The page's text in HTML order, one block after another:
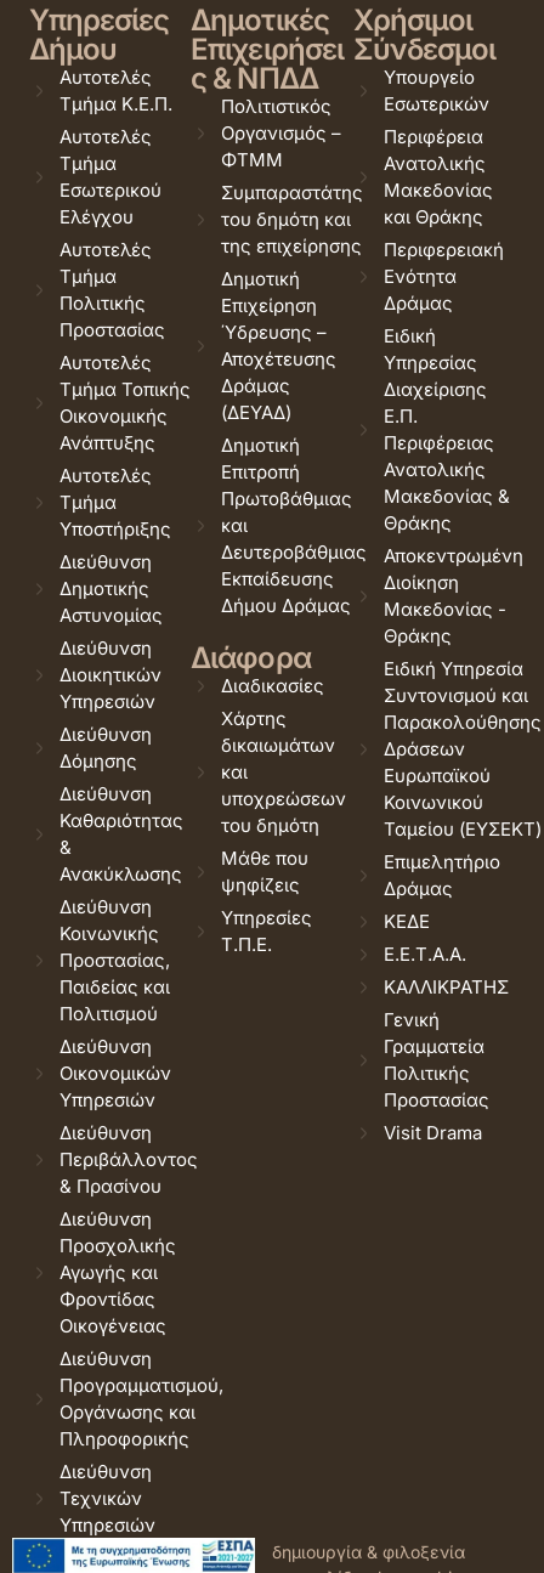
Υπηρεσίες
Δήμου
Αυτοτελές
Τμήμα Κ.Ε.Π.
Αυτοτελές
Τμήμα
Εσωτερικού
Ελέγχου
Αυτοτελές
Τμήμα
Πολιτικής
Προστασίας
Αυτοτελές
Τμήμα Τοπικής
Οικονομικής
Ανάπτυξης
Αυτοτελές
Τμήμα
Υποστήριξης
Διεύθυνση
Δημοτικής
Αστυνομίας
Διεύθυνση
Διοικητικών
Υπηρεσιών
Διεύθυνση
Δόμησης
Διεύθυνση
Καθαριότητας
&
Ανακύκλωσης
Διεύθυνση
Κοινωνικής
Προστασίας,
Παιδείας και
Πολιτισμού
Διεύθυνση
Οικονομικών
Υπηρεσιών
Διεύθυνση
Περιβάλλοντος
& Πρασίνου
Διεύθυνση
Προσχολικής
Αγωγής και
Φροντίδας
Οικογένειας
Διεύθυνση
Προγραμματισμού,
Οργάνωσης και
Πληροφορικής
Διεύθυνση
Τεχνικών
Υπηρεσιών
Δημοτικές
Επιχειρήσει
ς & ΝΠΔΔ
Πολιτιστικός
Οργανισμός –
ΦΤΜΜ
Συμπαραστάτης
του δημότη και
της επιχείρησης
Δημοτική
Επιχείρηση
Ύδρευσης –
Αποχέτευσης
Δράμας
(ΔΕΥΑΔ)
Δημοτική
Επιτροπή
Πρωτοβάθμιας
και
Δευτεροβάθμιας
Εκπαίδευσης
Δήμου Δράμας
Διάφορα
Διαδικασίες
Χάρτης
δικαιωμάτων
και
υποχρεώσεων
του δημότη
Μάθε που
ψηφίζεις
Υπηρεσίες
Τ.Π.Ε.
Χρήσιμοι
Σύνδεσμοι
Υπουργείο
Εσωτερικών
Περιφέρεια
Ανατολικής
Μακεδονίας
και Θράκης
Περιφερειακή
Ενότητα
Δράμας
Ειδική
Υπηρεσίας
Διαχείρισης
Ε.Π.
Περιφέρειας
Ανατολικής
Μακεδονίας &
Θράκης
Αποκεντρωμένη
Διοίκηση
Μακεδονίας -
Θράκης
Ειδική Υπηρεσία
Συντονισμού και
Παρακολούθησης
Δράσεων
Ευρωπαϊκού
Κοινωνικού
Ταμείου (ΕΥΣΕΚΤ)
Επιμελητήριο
Δράμας
ΚΕΔΕ
Ε.Ε.Τ.Α.Α.
ΚΑΛΛΙΚΡΑΤΗΣ
Γενική
Γραμματεία
Πολιτικής
Προστασίας
Visit Drama
© 2026 Δήμος Δράμας. Όροι
δημιουργία & φιλοξενία